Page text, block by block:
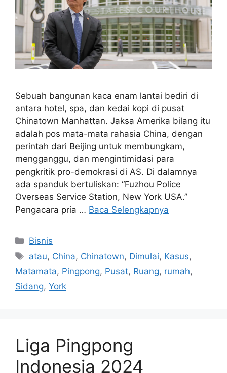
Sebuah bangunan kaca enam lantai bediri di
antara hotel, spa, dan kedai kopi di pusat
Chinatown Manhattan. Jaksa Amerika bilang itu
adalah pos mata-mata rahasia China, dengan
perintah dari Beijing untuk membungkam,
mengganggu, dan mengintimidasi para
pengkritik pro-demokrasi di AS. Di dalamnya
ada spanduk bertuliskan: “Fuzhou Police
Overseas Service Station, New York USA.”
Pengacara pria … Baca Selengkapnya
Kategori
Bisnis
Tag
atau, China, Chinatown, Dimulai, Kasus,
Matamata, Pingpong, Pusat, Ruang, rumah,
Sidang, York
Liga Pingpong
Indonesia 2024